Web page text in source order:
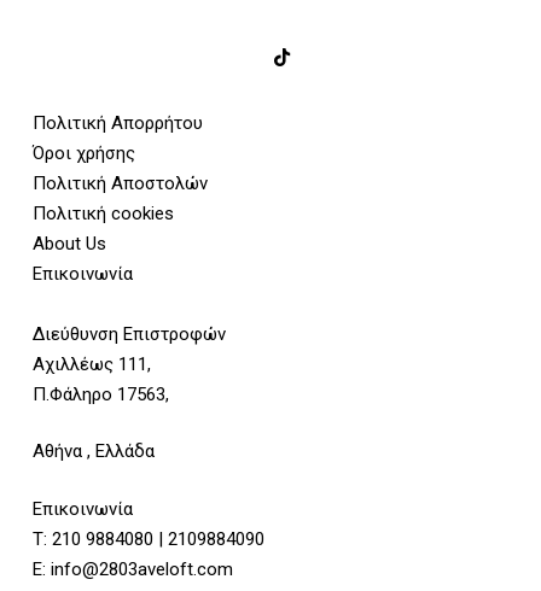
Πολιτική Απορρήτου
Όροι χρήσης
Πολιτική Αποστολών
Πολιτική cookies
About Us
Επικοινωνία
Διεύθυνση Επιστροφών
Αχιλλέως 111,
Π.Φάληρο 17563,
Αθήνα , Ελλάδα
Επικοινωνία
Τ: 210 9884080 | 2109884090
E: info@2803aveloft.com